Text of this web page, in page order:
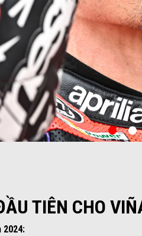
item
0
item
1
TIÊN CHO
2024: